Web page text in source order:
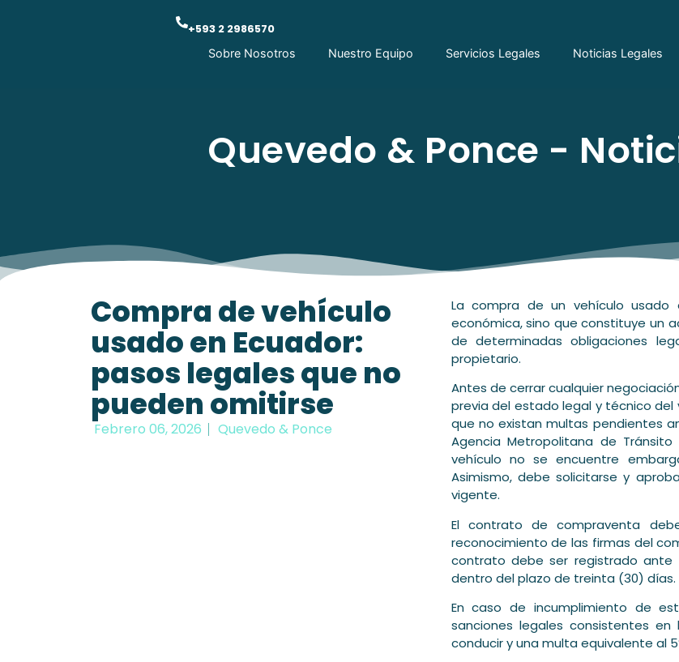
+593 2 2986570
Sobre Nosotros
Nuestro Equipo Servicios Legales Noticias Legales
Quevedo & Ponce -
Compra de vehículo
usado en Ecuador:
pasos legales que no
pueden omitirse
Febrero 06, 2026 Quevedo & Ponce
La compra de un vehículo
económica, sino que constituye un
de determinadas obligaciones
propietario.
Antes de cerrar cualquier
previa del estado legal y técnico
que no existan multas pendientes
Agencia Metropolitana de
vehículo no se encuentre
Asimismo, debe solicitarse y
vigente.
El contrato de compraventa
reconocimiento de las firmas del
contrato debe ser registrado ante
dentro del plazo de treinta (30) días.
En caso de incumplimiento de
sanciones legales consistentes
conducir y una multa equivalente al